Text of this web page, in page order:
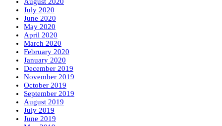
July 2020
June 2020
May 2020
April 2020
March 2020
February 2020
January 2020
December 2019
November 2019
October 2019
September 2019
August 2019
July 2019
June 2019